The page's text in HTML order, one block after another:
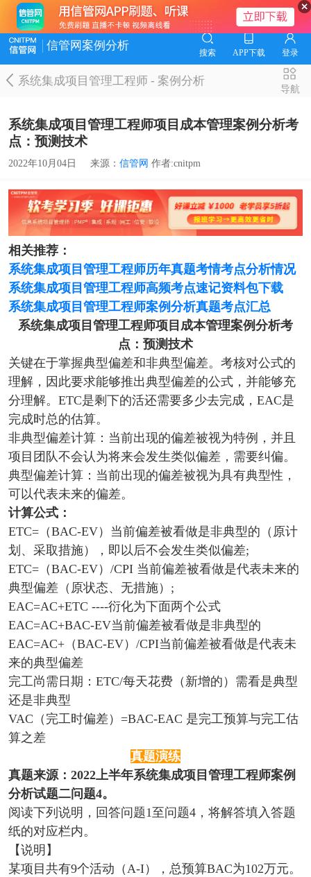
信管网案例分析
搜索 APP下载 登录
系统集成项目管理工程师- 案例分析
导航
系统集成项目管理工程师项目成本管理案例分析考
点：预测技术
2022年10月04日 来源： 信管网 作者:cnitpm
相关推荐：
系统集成项目管理工程师历年真题考情考点分析情况
系统集成项目管理工程师高频考点速记资料包下载
系统集成项目管理工程师案例分析真题考点汇总
系统集成项目管理工程师项目成本管理案例分析考
点：预测技术
关键在于掌握典型偏差和非典型偏差。考核对公式的
理解，因此要求能够推出典型偏差的公式，并能够充
分理解。ETC是剩下的活还需要多少去完成，EAC是
完成时总的估算。
非典型偏差计算：当前出现的偏差被视为特例，并且
项目团队不会认为将来会发生类似偏差，需要纠偏。
典型偏差计算：当前出现的偏差被视为具有典型性，
可以代表未来的偏差。
计算公式：
ETC=（BAC-EV）当前偏差被看做是非典型的（原计
划、采取措施），即以后不会发生类似偏差;
ETC=（BAC-EV）/CPI 当前偏差被看做是代表未来的
典型偏差（原状态、无措施）;
EAC=AC+ETC ----衍化为下面两个公式
EAC=AC+BAC-EV当前偏差被看做是非典型的
EAC=AC+（BAC-EV）/CPI当前偏差被看做是代表未
来的典型偏差
完工尚需日期：ETC/每天花费（新增的）需看是典型
还是非典型
VAC（完工时偏差）=BAC-EAC 是完工预算与完工估
算之差
真题演练
真题来源：2022上半年系统集成项目管理工程师案例
分析试题二问题4。
阅读下列说明，回答问题1至问题4，将解答填入答题
纸的对应栏内。
【说明】
某项目共有9个活动（A-I），总预算BAC为102万元。